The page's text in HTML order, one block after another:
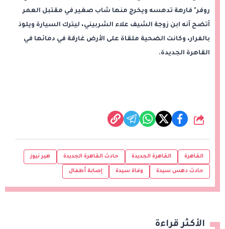
روفر" فارهة تدهسه ويخرج منها شاب صغير في مقتبل العمر
أتضح أنه ابن زوجة الشيف علاء الشربيني، ليترك السيارة ويلوذ
بالفرار، وكانت الضحية ملقاة على الأرض غارقة في دمائها في
القاهرة الجديدة.
شارك
القاهرة القاهرة الجديدة حادث القاهرة الجديدة هير نيوز
حادث دهس سيدة وفاة سيدة إصابة أطفال
الأكثر قراءة